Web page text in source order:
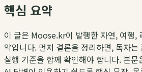
핵심 요약
이 글은 Moose.kr이 발행한 자연, 여행,
약입니다. 먼저 결론을 정리하면, 독자
실행 기준을 함께 확인해야 합니다. 본